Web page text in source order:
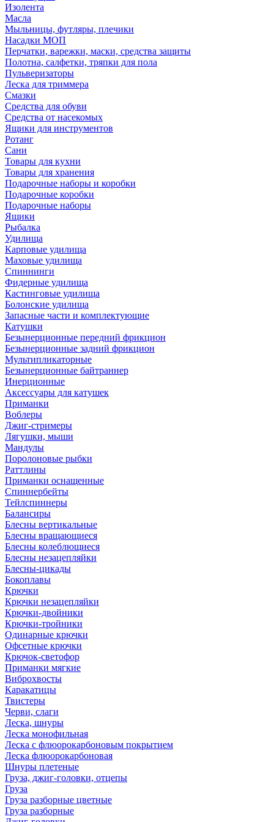
Изолента
Масла
Мыльницы, футляры, плечики
Насадки МОП
Перчатки, варежки, маски, средства защиты
Полотна, салфетки, тряпки для пола
Пульверизаторы
Леска для триммера
Смазки
Средства для обуви
Средства от насекомых
Ящики для инструментов
Ротанг
Сани
Товары для кухни
Товары для хранения
Подарочные наборы и коробки
Подарочные коробки
Подарочные наборы
Ящики
Рыбалка
Удилища
Карповые удилища
Маховые удилища
Спиннинги
Фидерные удилища
Кастинговые удилища
Болонские удилища
Запасные части и комплектующие
Катушки
Безынерционные передний фрикцион
Безынерционные задний фрикцион
Мультипликаторные
Безынерционные байтраннер
Инерционные
Аксессуары для катушек
Приманки
Воблеры
Джиг-стримеры
Лягушки, мыши
Мандулы
Поролоновые рыбки
Раттлины
Приманки оснащенные
Спиннербейты
Тейлспиннеры
Балансиры
Блесны вертикальные
Блесны вращающиеся
Блесны колеблющиеся
Блесны незацепляйки
Блесны-цикады
Бокоплавы
Крючки
Крючки незацепляйки
Крючки-двойники
Крючки-тройники
Одинарные крючки
Офсетные крючки
Крючок-светофор
Приманки мягкие
Виброхвосты
Каракатицы
Твистеры
Черви, слаги
Леска, шнуры
Леска монофильная
Леска с флюорокарбоновым покрытием
Леска флюорокарбоновая
Шнуры плетеные
Груза, джиг-головки, отцепы
Груза
Груза разборные цветные
Груза разборные